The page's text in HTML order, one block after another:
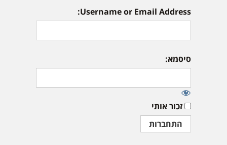
Username or Email Address:
סיסמא:
זכור אותי